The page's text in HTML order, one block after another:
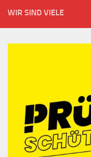
WIR SIND VIELE